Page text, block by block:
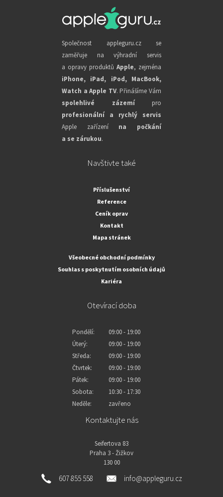
Společnost appleguru.cz se
zaměřuje na výhradní servis
a opravy produktů Apple, zejména
iPhone, iPad, iPod, MacBook,
Watch a Apple TV. Přinášíme Vám
spolehlivé zázemípro
profesionální a rychlý servis
Apple zařízení na počkání
a se zárukou.
Navštivte také
Příslušenství
Reference
Ceník oprav
Kontakt
Mapa stránek
Všeobecné obchodní podmínky
Souhlas s poskytnutím osobních údajů
Kariéra
Otevírací doba
Pondělí:
09:00 - 19:00
Úterý:
09:00 - 19:00
Středa:
09:00 - 19:00
Čtvrtek:
09:00 - 19:00
Pátek:
09:00 - 19:00
Sobota:
10:30 - 17:30
Neděle:
zavřeno
Kontaktujte nás
Seifertova 83
Praha 3 - Žižkov
130 00
607 855 558 info@appleguru.cz